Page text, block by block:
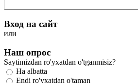
Вход на сайт
или
Наш опрос
Saytimizdan ro'yxatdan o'tganmisiz?
Ha albatta
Endi ro'yxatdan o'taman